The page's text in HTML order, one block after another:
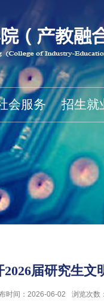
会服务 招生就
届研究生文
时间：2026-06-02 浏览次数：